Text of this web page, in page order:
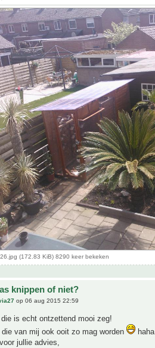
(172.83 KiB) 8290 keer bekeken
knippen of niet?
op 06 aug 2015 22:59
die is echt ontzettend mooi zeg!
die van mij ook ooit zo mag worden
haha
jullie advies,